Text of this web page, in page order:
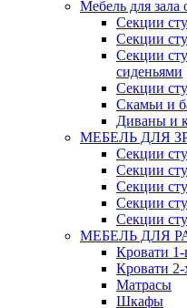
Мебель для зала
Секции
Секции
Секции
сиденьями
Секции
Скамьи и
Диваны и
МЕБЕЛЬ ДЛЯ
Секции
Секции
Секции
Секции
Секции
МЕБЕЛЬ ДЛЯ
Кровати
Кровати
Матрасы
Шкафы